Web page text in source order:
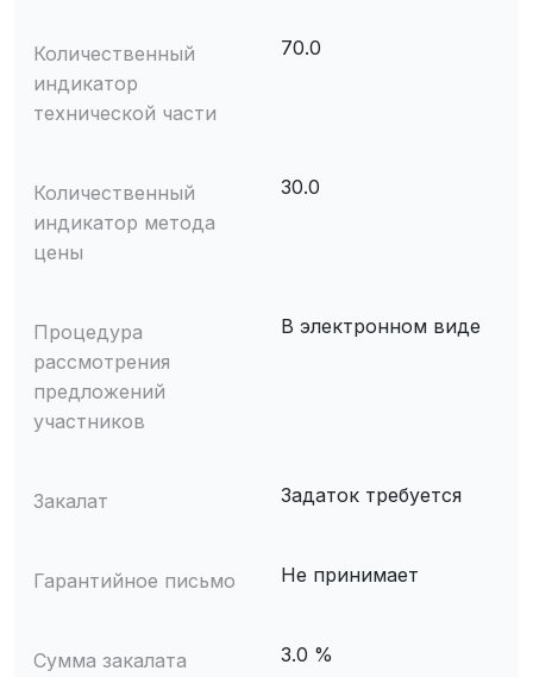
Количественный
индикатор
технической части
70.0
Количественный
индикатор метода
цены
30.0
Процедура
рассмотрения
предложений
участников
В электронном виде
Закалат Задаток требуется
Гарантийное письмо Не принимает
Сумма закалата 3.0 %